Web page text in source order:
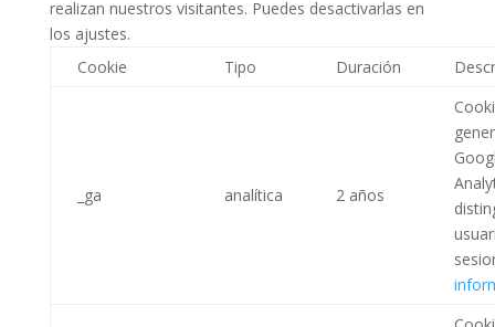
realizan nuestros visitantes. Puedes desactivarlas en
los ajustes.
Cookie
Tipo Duración
_ga analítica 2 años